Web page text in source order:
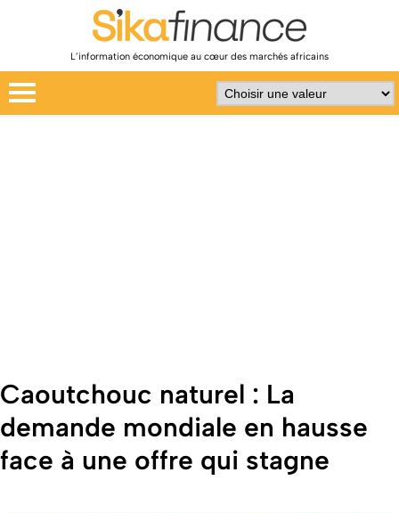
L’information économique au cœur des marchés africains
Caoutchouc naturel : La
demande mondiale en hausse
face à une offre qui stagne